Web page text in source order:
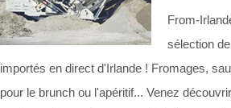
From-
sélection
importés en direct d'Irlande ! Fromages,
pour le brunch ou l'apéritif... Venez